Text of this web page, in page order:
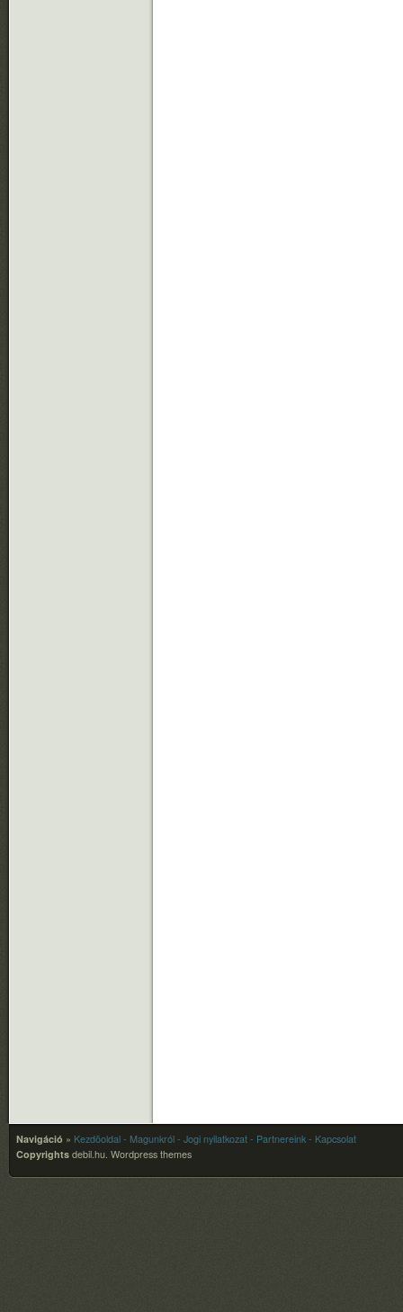
Navigáció » Kezdõoldal - Magunkról - Jogi nyilatkozat - Partnereink - Kapcsolat
Copyrights debil.hu. Wordpress themes